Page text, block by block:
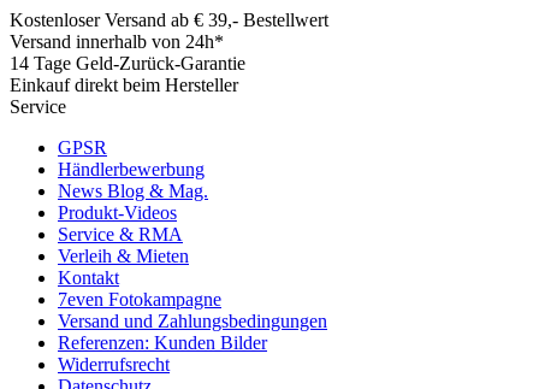
Kostenloser Versand ab € 39,- Bestellwert
Versand innerhalb von 24h*
14 Tage Geld-Zurück-Garantie
Einkauf direkt beim Hersteller
Service
GPSR
Händlerbewerbung
News Blog & Mag.
Produkt-Videos
Service & RMA
Verleih & Mieten
Kontakt
7even Fotokampagne
Versand und Zahlungsbedingungen
Referenzen: Kunden Bilder
Widerrufsrecht